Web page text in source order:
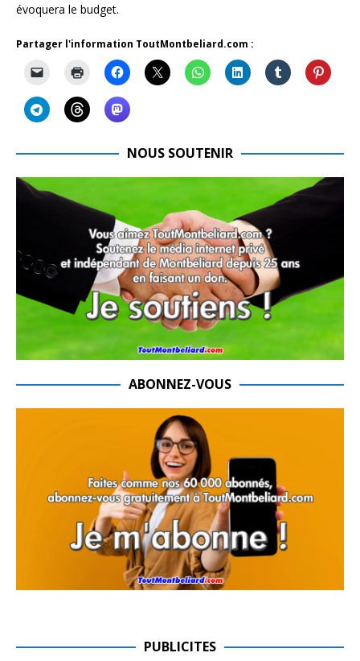
évoquera le budget.
Partager l'information ToutMontbeliard.com :
NOUS SOUTENIR
ABONNEZ-VOUS
PUBLICITES